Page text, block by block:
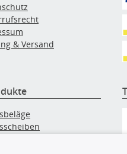
& Versand